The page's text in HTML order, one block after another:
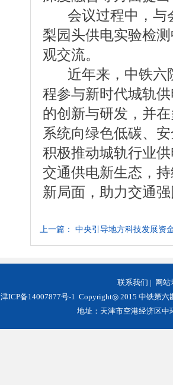
会议过程中，与
梨园头供电实验检
观交流。
近年来，中铁六
程参与新时代城轨
的创新与研发，并
系统向绿色低碳、
积极推动城轨行业
交通供电新生态，
新局面，助力交通
上一篇： 中央引导地方科技发展资
联系我们 | 网站
津ICP备14007877号-1 Copyright◎ 2015 中铁第六
地址：天津市空港经济区中